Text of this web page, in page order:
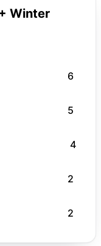
Winter
6
5
4
2
2